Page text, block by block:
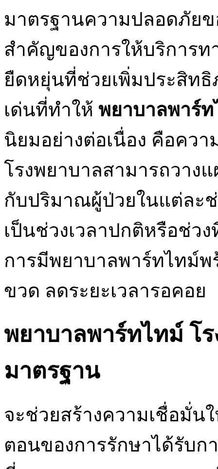
มาตรฐานความปลอดภัยข
สำคัญของการให้บริการ
ยืดหยุ่นที่ช่วยเพิ่มประสิท
เด่นที่ทำให้ พยาบาลพาร์ท
นิยมอย่างต่อเนื่อง คือคว
โรงพยาบาลสามารถวาง
กับปริมาณผู้ป่วยในแต่ละช่
เป็นช่วงเวลาปกติหรือช่ว
การมีพยาบาลพาร์ทไทม์
ขวด ลดระยะเวลารอคอย
พยาบาลพาร์ทไทม์ โ
มาตรฐาน
จะช่วยสร้างความเชื่อมั่
ตอนของการรักษาได้รับก